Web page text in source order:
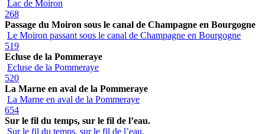
Lac de Moiron
268
Passage du Moiron sous le canal de Champagne en Bourgogne
Le Moiron passant sous le canal de Champagne en Bourgogne
519
Ecluse de la Pommeraye
Ecluse de la Pommeraye
520
La Marne en aval de la Pommeraye
La Marne en aval de la Pommeraye
654
Sur le fil du temps, sur le fil de l’eau.
Sur le fil du temps, sur le fil de l’eau.